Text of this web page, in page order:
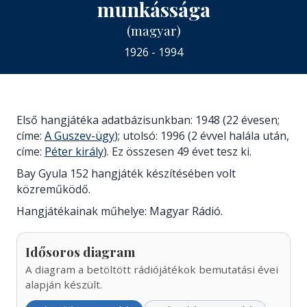
munkássága
(magyar)
1926 - 1994
Első hangjátéka adatbázisunkban: 1948 (22 évesen;
címe: A Guszev-ügy); utolsó: 1996 (2 évvel halála után,
címe: Péter király). Ez összesen 49 évet tesz ki.
Bay Gyula 152 hangjáték készítésében volt
közreműködő.
Hangjátékainak műhelye: Magyar Rádió.
Idősoros diagram
A diagram a betöltött rádiójátékok bemutatási évei
alapján készült.